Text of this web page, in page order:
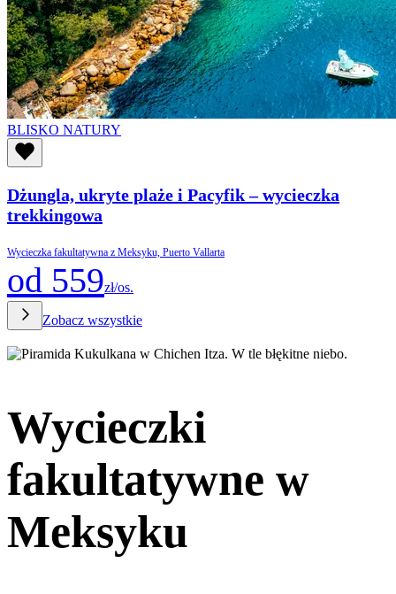
BLISKO NATURY
Dżungla, ukryte plaże i Pacyfik – wycieczka
trekkingowa
Wycieczka fakultatywna z Meksyku, Puerto Vallarta
od 559zł/os.
Zobacz wszystkie
Wycieczki
fakultatywne w
Meksyku